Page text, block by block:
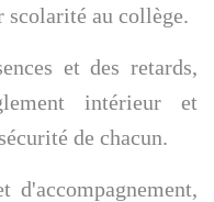
scolarité au collège.
et des retards,
intérieur et
de chacun.
d'accompagnement,